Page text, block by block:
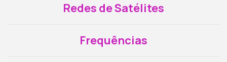
Redes de Satélites
Frequências